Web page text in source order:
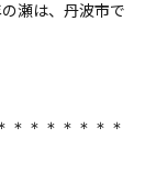
瀬は、丹波市で
＊＊＊＊＊＊＊